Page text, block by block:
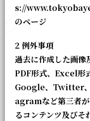
s://
のページ
2 例外事項
過去に作成した画像
PDF形式、Excel形
Google、Twitter
agramなど第三者
るコンテンツ及びそ